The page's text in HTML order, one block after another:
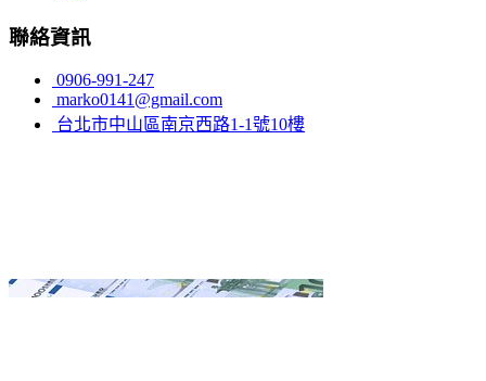
聯絡資訊
0906-991-247
marko0141@gmail.com
台北市中山區南京西路1-1號10樓